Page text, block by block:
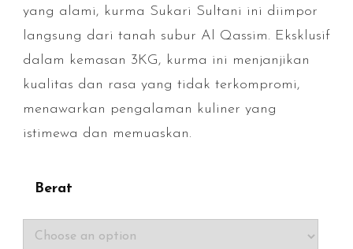
yang alami, kurma Sukari Sultani ini diimpor
langsung dari tanah subur Al Qassim. Eksklusif
dalam kemasan 3KG, kurma ini menjanjikan
kualitas dan rasa yang tidak terkompromi,
menawarkan pengalaman kuliner yang
istimewa dan memuaskan.
Berat